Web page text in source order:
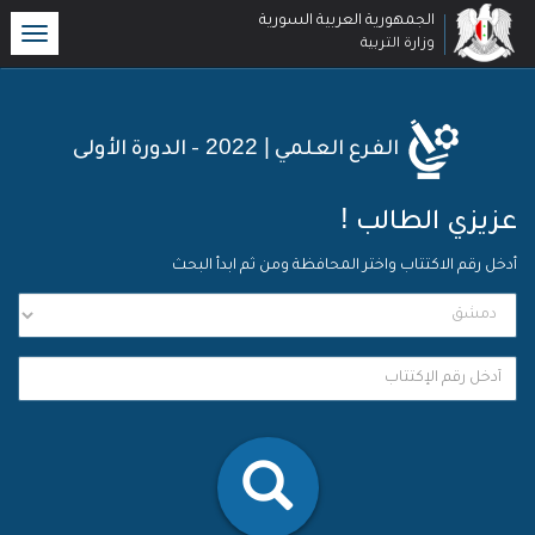
الجمهورية العربية السورية
وزارة التربية
الفرع العلمي - الدورة الأولى
عزيزي الطالب !
أدخل رقم الاكتتاب واختر المحافظة ومن ثم ابدأ البحث